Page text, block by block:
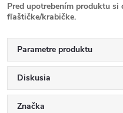
Pred upotrebením produktu
fľaštičke/krabičke.
Parametre produktu
Diskusia
Značka